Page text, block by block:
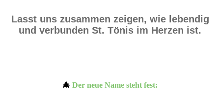
Lasst uns zusammen zeigen, wie lebendig
und verbunden St. Tönis im Herzen ist.
🎄 Der neue Name steht fest: